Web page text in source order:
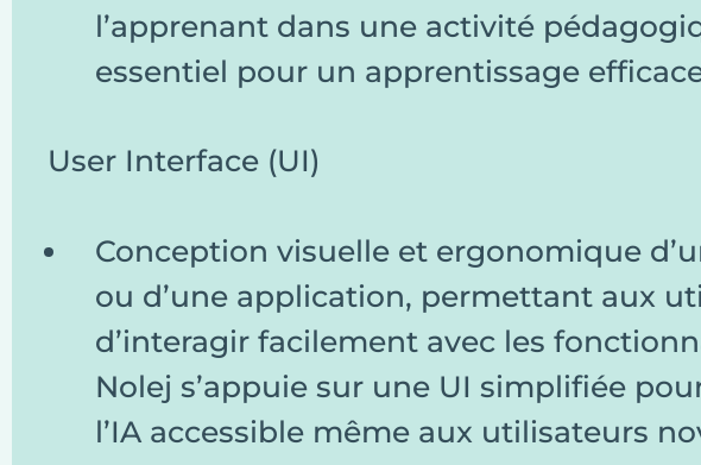
l’apprenant dans une activité
essentiel pour un apprentissage
User Interface (UI)
Conception visuelle et ergonomique
ou d’une application, permettant aux
d’interagir facilement avec les
Nolej s’appuie sur une UI simplifiée
l’IA accessible même aux utilisateurs